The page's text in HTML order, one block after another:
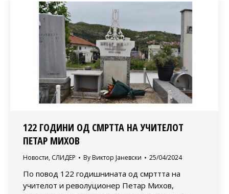
122 ГОДИНИ ОД СМРТТА НА УЧИТЕЛОТ
ПЕТАР МИХОВ
Новости, СЛИДЕР By Виктор Јаневски 25/04/2024
По повод 122 годишнината од смрттта на
учителот и револуционер Петар Михов,